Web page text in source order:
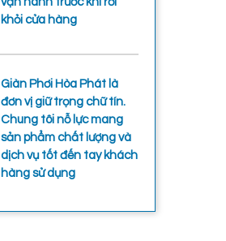
khỏi cửa hàng
Giàn Phơi Hòa Phát là
đơn vị giữ trọng chữ tín.
Chung tôi nỗ lực mang
sản phẩm chất lượng và
dịch vụ tốt đến tay khách
hàng sử dụng